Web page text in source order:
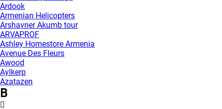
Ardook
Armenian Helicopters
Arshavner Akumb tour
ARVAPROF
Ashley Homestore Armenia
Avenue Des Fleurs
Awood
Aylkerp
Azatazen
B